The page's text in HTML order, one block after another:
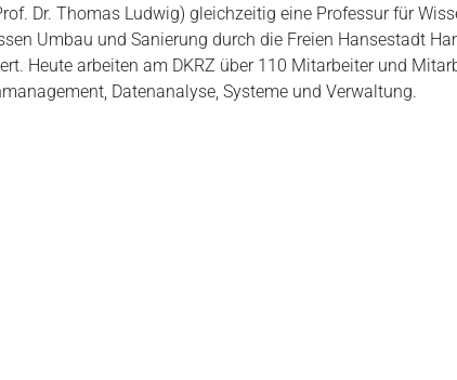
Dr. Thomas Ludwig) gleichzeitig eine Professur für
Umbau und Sanierung durch die Freien Hansestadt
Heute arbeiten am DKRZ über 110 Mitarbeiter und
Datenanalyse, Systeme und Verwaltung.